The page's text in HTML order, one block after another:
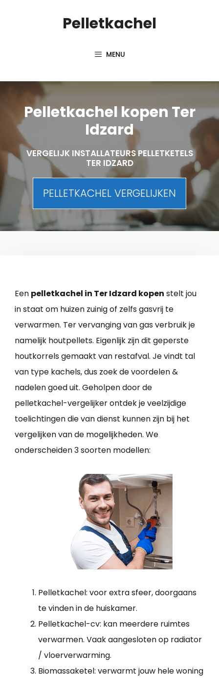
Pelletkachel
MENU
Pelletkachel kopen Ter
Idzard
VERGELIJK INSTALLATEURS PELLETKETELS
TER IDZARD
PELLETKACHEL VERGELIJKEN
Een pelletkachel in Ter Idzard kopen stelt jou
in staat om huizen zuinig of zelfs gasvrij te
verwarmen. Ter vervanging van gas verbruik je
namelijk houtpellets. Eigenlijk zijn dit geperste
houtkorrels gemaakt van restafval. Je vindt tal
van type kachels, dus zoek de voordelen &
nadelen goed uit. Geholpen door de
pelletkachel-vergelijker ontdek je veelzijdige
toelichtingen die van dienst kunnen zijn bij het
vergelijken van de mogelijkheden. We
onderscheiden 3 soorten modellen:
Pelletkachel: voor extra sfeer, doorgaans
te vinden in de huiskamer.
Pelletkachel-cv: kan meerdere ruimtes
verwarmen. Vaak aangesloten op radiator
/ vloerverwarming.
Biomassaketel: verwarmt jouw hele woning